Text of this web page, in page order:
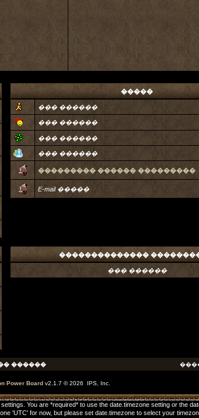
�����
��� ������
��� ������
��� ������
��� ������
��������� ������ ���������
E-mail �����
��������������
��� ������
������
Power Boardv2.1.7 © 2026 IPS, Inc.
You are *required* to use the date.timezone setting or the
'UTC' for now, but please set date.timezone to select